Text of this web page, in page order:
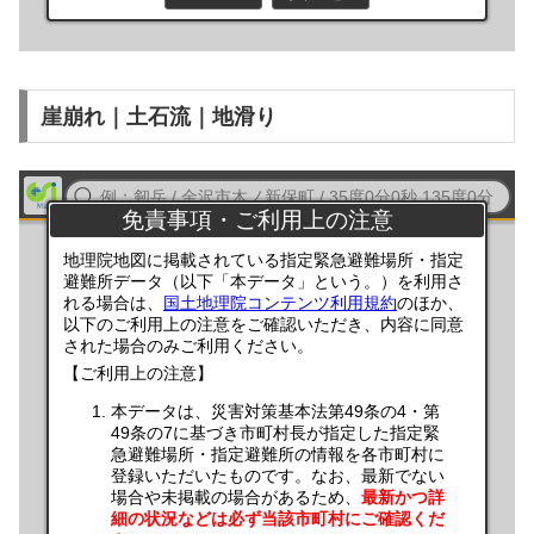
崖崩れ｜土石流｜地滑り